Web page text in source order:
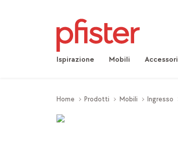
Ispirazione Mobili Accessori
Home Prodotti Mobili Ingresso